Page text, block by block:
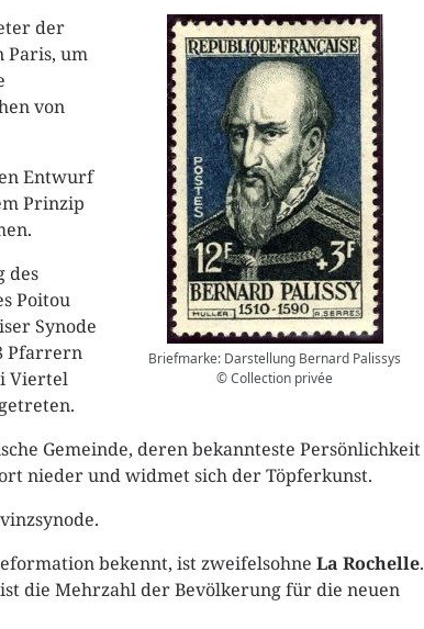
Briefmarke: Darstellung Bernard Palissys
© Collection privée
der
Paris, um
von
Entwurf
Prinzip
des
Poitou
Synode
Pfarrern
Viertel
Gemeinde, deren bekannteste Persönlichkeit
nieder und widmet sich der Töpferkunst.
bekennt, ist zweifelsohne La Rochelle.
die Mehrzahl der Bevölkerung für die neuen